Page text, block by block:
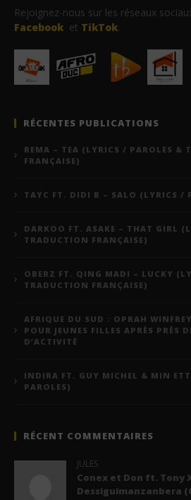
Rejoignez-nous sur les réseaux
Facebook et TikTok.
RÉCENTES PUBLICATIONS
REMA – TEA (LYRICS / PAROLES &
FRANÇAISE)
TAYC FT. DIDI B – SALO (LYRICS /
DARKOO FT. ASAKE – THAT GIRL
TRADUCTION FRANÇAISE)
OBERZ FT. QING MADI – LUCKY
TRADUCTION FRANÇAISE)
AFRIQUE DU SUD : OPRAH
POUR JEUNES FILLES APRÈS PRÈS
D’ACTIVITÉ
INDIRA FT. GUY MICHEL & MIN
PAROLES)
RÉCENT COMMENTAIRES
JULES
Conex et Don ft. Tony
Dessiguimanzanbera